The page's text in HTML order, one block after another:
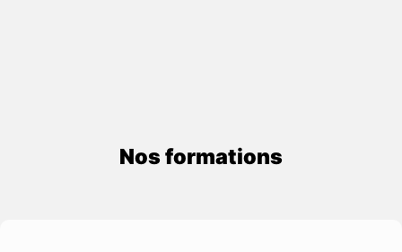
Nos formations